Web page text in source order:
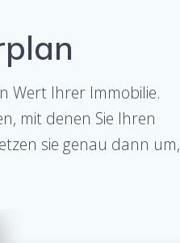
Wert Ihrer Immobilie.
mit denen Sie Ihren
sie genau dann um,